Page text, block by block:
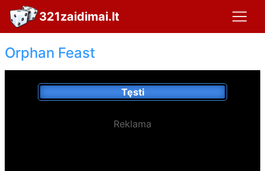
321zaidimai.lt
Orphan Feast
Tęsti
Reklama